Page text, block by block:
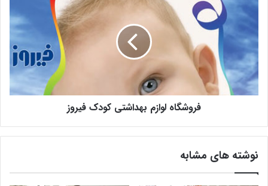
فروشگاه لوازم بهداشتی کودک فیروز
نوشته های مشابه